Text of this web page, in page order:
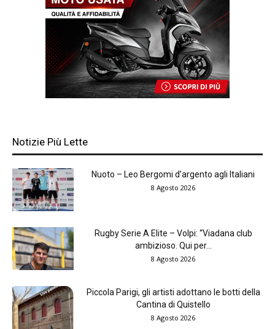
Notizie Più Lette
Nuoto – Leo Bergomi d’argento agli Italiani
8 Agosto 2026
Rugby Serie A Elite – Volpi: “Viadana club
ambizioso. Qui per...
8 Agosto 2026
Piccola Parigi, gli artisti adottano le botti della
Cantina di Quistello
8 Agosto 2026